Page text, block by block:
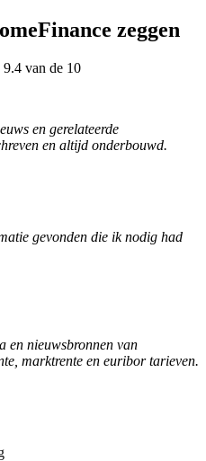
zeggen
9.4 van de 10
en gerelateerde
en altijd onderbouwd.
gevonden die ik nodig had
en nieuwsbronnen van
marktrente en euribor tarieven.